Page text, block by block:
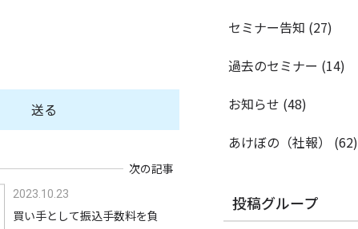
送る
次の記事
2023.10.23
買い手として振込手数料を負
セミナー告知 (27)
過去のセミナー (14)
お知らせ (48)
あけぼの（社報）
(62)
投稿グループ